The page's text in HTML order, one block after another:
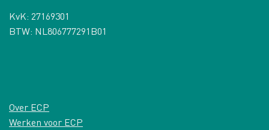
KvK: 27169301
BTW: NL806777291B01
Over ECP
Werken voor ECP